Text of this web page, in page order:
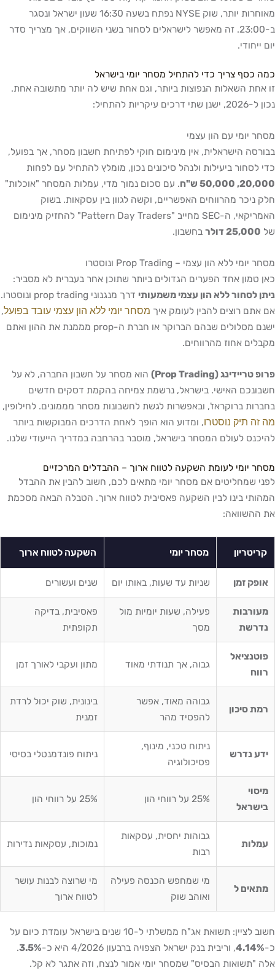
מאוחרות יותר, שוק NYSE נפתח בשעה 16:30 שעון ישראל ונסגר
ב-23:00. זה מאפשר לישראלים לסחור בשני השווקים, אך מצריך סדר
יום ייחודי.
כמה כסף צריך כדי להתחיל מסחר יומי בישראל
זו אחת השאלות הנפוצות ביותר, וגם אחת שיש לה יותר מתשובה אחת.
נכון ל-2026, ישנן שתי דרכים עיקריות להתחיל:
מסחר יומי עם הון עצמי
בבורסה הישראלית, אין מינימום חוקי לפתיחת חשבון מסחר, אך בפועל,
כדי לסחור ביעילות ולנהל סיכונים נכון, מומלץ להתחיל עם לפחות
20,000, 50,000 ש"ח
. עם סכום נמוך מדי, עמלות המסחר "אוכלות"
חלק ניכר מהרווחים האפשריים, וקשה לגוון בין עסקאות. בשוק
האמריקאי, ה-SEC מחייב "Pattern Day Traders" להחזיק מינימום
של 25,000 דולר בחשבון.
מסחר יומי ללא הון עצמי – Prop Trading ונוסטרו
כאן טמון אחד הפערים הגדולים ביותר שתוכן אחר בעברית לא מסביר:
ניתן לסחור ללא הון עצמי משמעותי
דרך מנגנוני prop trading ונוסטרו.
אם אתם רוצים להבין לעומק איך מסחר יומי ללא הון עצמי עובד בפועל,
ישנם מסלולים שבהם הברוקר או חברת ה-prop מממנת את ההון ואתם
מקבלים אחוז מהרווחים.
פרופ טריידינג (Prop Trading)
הוא מסחר על חשבון החברה, לא על
חשבונכם האישי. בישראל, נרשמת צמיחה בהקמת דסקים חדשים
בחברות ברוקראז', ובאפשרות לגשת לחשבונות מסחר מממונים. לחילופין,
מה זה תיק נוסטרו, ומדוע הוא הופך לאחת הדרכים המבוקשות ביותר
להיכנס לעולם המסחר בישראל, מוסבר בהרחבה במדריך הייעודי שלנו.
מסחר יומי לעומת השקעה לטווח ארוך – ההבדלים המרכזיים
לפני שמחליטים אם מסחר יומי מתאים לכם, חשוב להבין את ההבדל
המהותי בינו לבין השקעה פאסיבית לטווח ארוך. הטבלה הבאה מסכמת
את ההשוואה:
קריטריון מסחר יומי השקעה לטווח ארוך
אופק זמן שניות עד שעות, באותו יום שנים ועשורים
מעורבות
נדרשת
פעילה, שעות יומיות מול
מסך
פאסיבית, בדיקה
תקופתית
פוטנציאל
רווח
גבוה, אך תנודתי מאוד מתון ועקבי לאורך זמן
רמת סיכון
גבוהה מאוד, אפשר
להפסיד מהר
בינונית, שוק יכול לרדת
זמנית
ידע נדרש
ניתוח טכני, מינוף,
פסיכולוגיה
ניתוח פונדמנטלי בסיסי
מיסוי
בישראל
25% על רווחי הון 25% על רווחי הון
עמלות
גבוהות יחסית, עסקאות
רבות
נמוכות, עסקאות נדירות
מתאים ל
מי שמחפש הכנסה פעילה
ואוהב שוק
מי שרוצה לבנות עושר
לטווח ארוך
חשוב לציין: תשואת אג"ח ממשלתי ל-10 שנים בישראל עומדת כיום על
כ-4.14%, וריבית בנק ישראל הצפויה ברבעון 4/2026 היא כ- 3.5%
.
אלה "תשואות הבסיס" שמסחר יומי אמור לנצח, וזה אתגר לא קל.